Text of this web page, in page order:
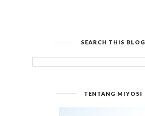
SEARCH THIS BLOG
TENTANG MIYOSI